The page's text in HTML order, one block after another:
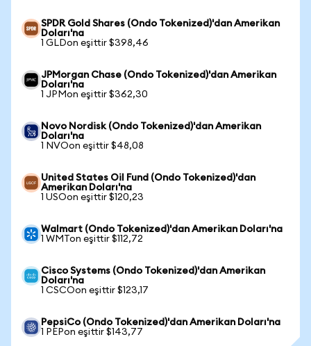
SPDR Gold Shares (Ondo Tokenized)'dan Amerikan
Doları'na
1 GLDon eşittir $398,46
JPMorgan Chase (Ondo Tokenized)'dan Amerikan
Doları'na
1 JPMon eşittir $362,30
Novo Nordisk (Ondo Tokenized)'dan Amerikan
Doları'na
1 NVOon eşittir $48,08
United States Oil Fund (Ondo Tokenized)'dan
Amerikan Doları'na
1 USOon eşittir $120,23
Walmart (Ondo Tokenized)'dan Amerikan Doları'na
1 WMTon eşittir $112,72
Cisco Systems (Ondo Tokenized)'dan Amerikan
Doları'na
1 CSCOon eşittir $123,17
PepsiCo (Ondo Tokenized)'dan Amerikan Doları'na
1 PEPon eşittir $143,77